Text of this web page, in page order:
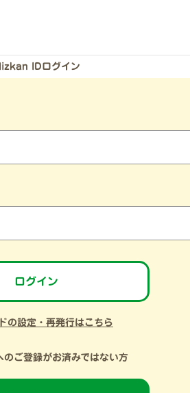
IDログイン
ログイン
の設定・再発行はこちら
ご登録がお済みではない方